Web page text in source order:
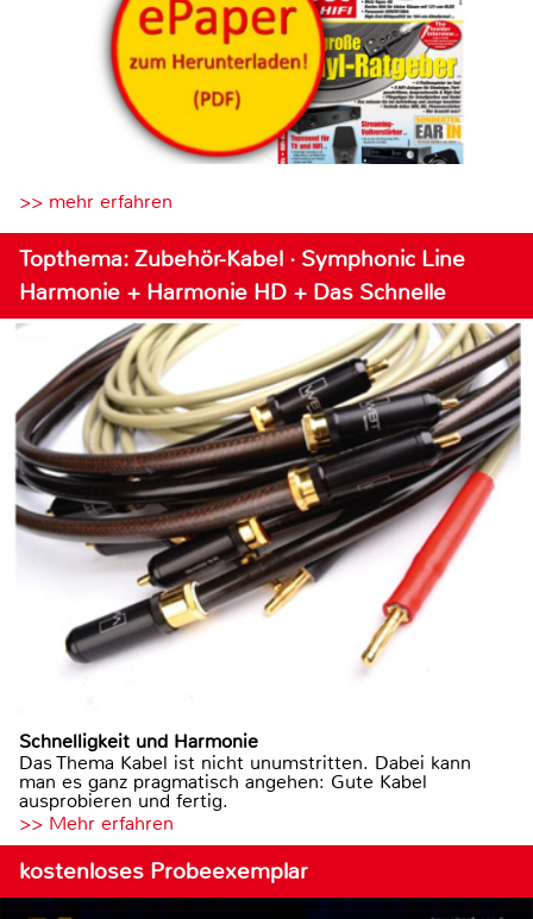
>> mehr erfahren
Topthema: Zubehör-Kabel · Symphonic Line
Harmonie + Harmonie HD + Das Schnelle
Schnelligkeit und Harmonie
Das Thema Kabel ist nicht unumstritten. Dabei kann
man es ganz pragmatisch angehen: Gute Kabel
ausprobieren und fertig.
>> Mehr erfahren
kostenloses Probeexemplar